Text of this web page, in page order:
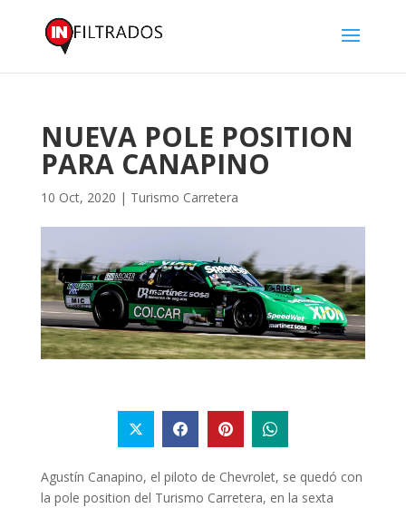
NUEVA POLE POSITION
PARA CANAPINO
10 Oct, 2020 | Turismo Carretera
Agustín Canapino, el piloto de Chevrolet, se quedó con
la pole position del Turismo Carretera, en la sexta